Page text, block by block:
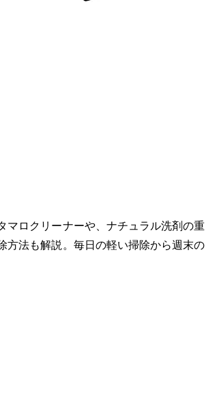
マロクリーナーや、ナチュラル洗剤の重
方法も解説。毎日の軽い掃除から週末の